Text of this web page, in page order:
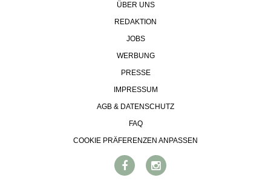
ÜBER UNS
REDAKTION
JOBS
WERBUNG
PRESSE
IMPRESSUM
AGB & DATENSCHUTZ
FAQ
COOKIE PRÄFERENZEN ANPASSEN